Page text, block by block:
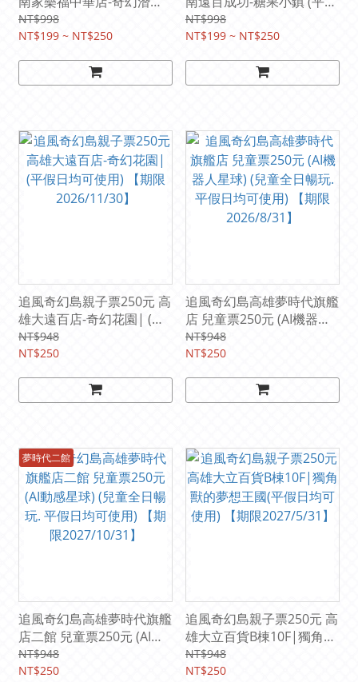
堡 (平假日均可使用)【期限
2027/1/24】
NT$998
NT$199 ~ NT$250
日均可使用) 【期限
2026/9/30】
NT$998
NT$199 ~ NT$250
追風奇幻島親子票250元 高
雄大遠百店-奇幻花園| (平
假日均可使用) 【期限
2026/11/30】
NT$948
NT$250
追風奇幻島高雄夢時代旗艦
店 兒童票250元 (AI機器人
星球) (兒童全日暢玩. 平假
日均可使用) 【期限
NT$948
NT$250
夢時代二館
追風奇幻島高雄夢時代旗艦
店二館 兒童票250元 (AI動
感星球) (兒童全日暢玩. 平
假日均可使用) 【期限
NT$948
NT$250
追風奇幻島親子票250元 高
雄大立百貨B棟10F|獨角獸
的夢想王國(平假日均可使
用) 【期限2027/5/31】
NT$948
NT$250